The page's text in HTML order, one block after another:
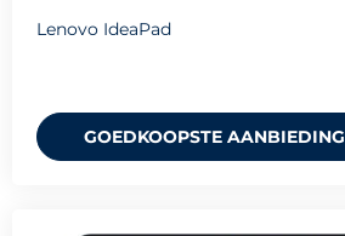
Lenovo IdeaPad
GOEDKOOPSTE AANBIEDING